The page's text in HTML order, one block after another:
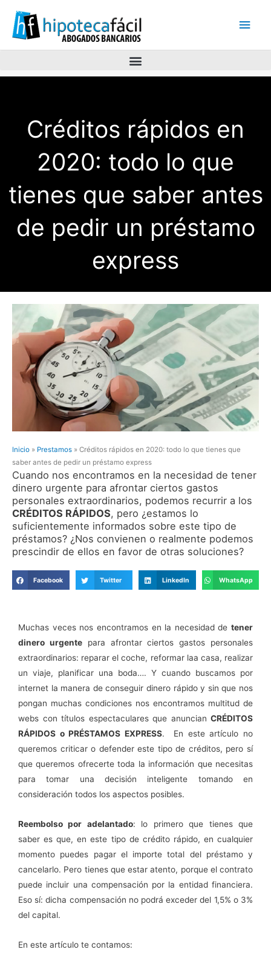
Créditos rápidos en
2020: todo lo que
tienes que saber antes
de pedir un préstamo
express
Inicio » Prestamos » Créditos rápidos en 2020: todo lo que tienes que
saber antes de pedir un préstamo express
Cuando nos encontramos en la necesidad de tener
dinero urgente para afrontar ciertos gastos
personales extraordinarios, podemos recurrir a los
CRÉDITOS RÁPIDOS, pero ¿estamos lo
suficientemente informados sobre este tipo de
préstamos? ¿Nos convienen o realmente podemos
prescindir de ellos en favor de otras soluciones?
Facebook Twitter LinkedIn WhatsApp
Muchas veces nos encontramos en la necesidad de tener
dinero urgentepara afrontar ciertos gastos personales
extraordinarios: reparar el coche, reformar laa casa, realizar
un viaje, planificar una boda…. Y cuando buscamos por
internet la manera de conseguir dinero rápido y sin que nos
pongan muchas condiciones nos encontramos multitud de
webs con títulos espectaculares que anuncian CRÉDITOS
RÁPIDOS o PRÉSTAMOS EXPRESS. En este artículo no
queremos criticar o defender este tipo de créditos, pero sí
que queremos ofrecerte toda la información que necesitas
para tomar una decisión inteligente tomando en
consideración todos los aspectos posibles.
Reembolso por adelantado: lo primero que tienes que
saber es que, en este tipo de crédito rápido, en cualquier
momento puedes pagar el importe total del préstamo y
cancelarlo. Pero tienes que estar atento, porque el contrato
puede incluir una compensación por la entidad financiera.
Eso sí: dicha compensación no podrá exceder del 1,5% o 3%
del capital.
En este artículo te contamos: